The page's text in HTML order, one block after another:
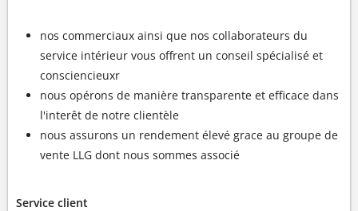
nos commerciaux ainsi que nos collaborateurs du
service intérieur vous offrent un conseil spécialisé et
consciencieuxr
nous opérons de manière transparente et efficace dans
l'interêt de notre clientèle
nous assurons un rendement élevé grace au groupe de
vente LLG dont nous sommes associé
Service client